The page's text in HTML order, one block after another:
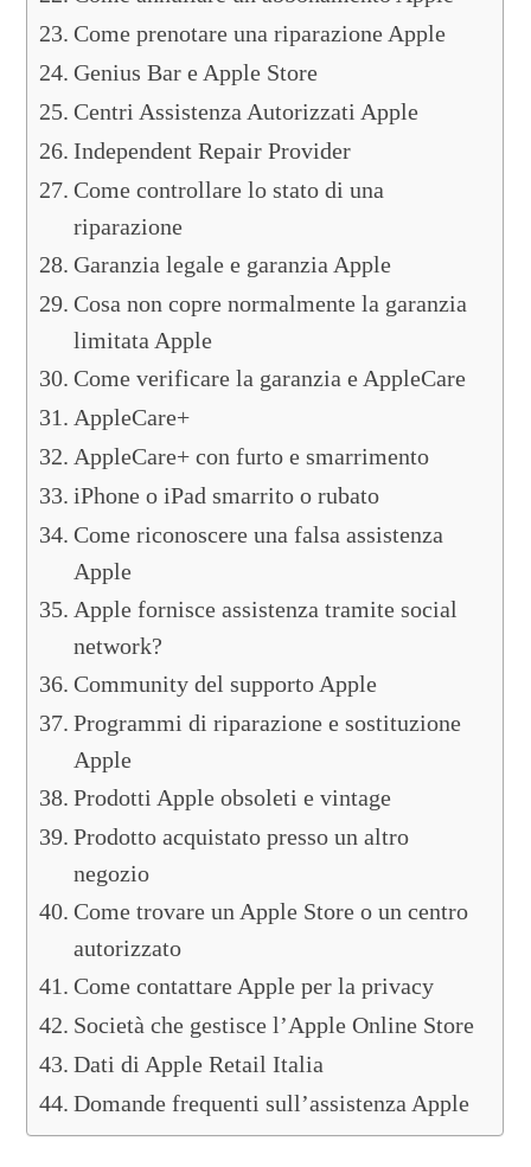
Come prenotare una riparazione Apple
Genius Bar e Apple Store
Centri Assistenza Autorizzati Apple
Independent Repair Provider
Come controllare lo stato di una
riparazione
Garanzia legale e garanzia Apple
Cosa non copre normalmente la garanzia
limitata Apple
Come verificare la garanzia e AppleCare
AppleCare+
AppleCare+ con furto e smarrimento
iPhone o iPad smarrito o rubato
Come riconoscere una falsa assistenza
Apple
Apple fornisce assistenza tramite social
network?
Community del supporto Apple
Programmi di riparazione e sostituzione
Apple
Prodotti Apple obsoleti e vintage
Prodotto acquistato presso un altro
negozio
Come trovare un Apple Store o un centro
autorizzato
Come contattare Apple per la privacy
Società che gestisce l’Apple Online Store
Dati di Apple Retail Italia
Domande frequenti sull’assistenza Apple